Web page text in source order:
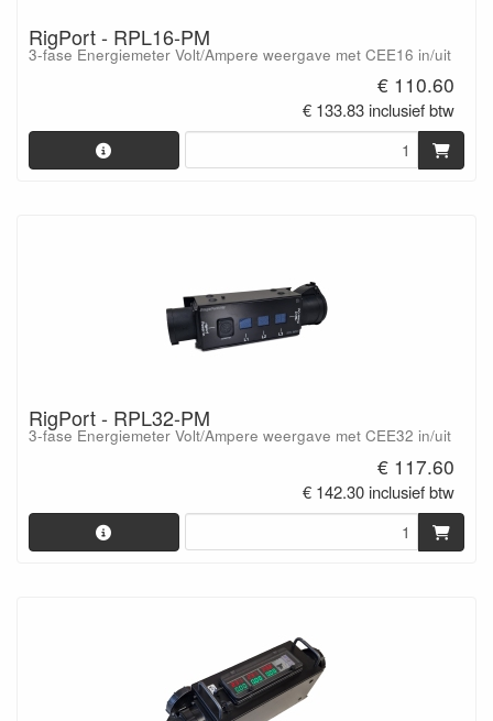
RigPort - RPL16-PM
3-fase Energiemeter Volt/Ampere weergave met CEE16 in/uit
€ 110.60
€ 133.83 inclusief btw
RigPort - RPL32-PM
3-fase Energiemeter Volt/Ampere weergave met CEE32 in/uit
€ 117.60
€ 142.30 inclusief btw